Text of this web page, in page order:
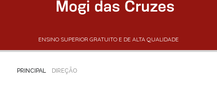
ENSINO SUPERIOR GRATUITO E DE ALTA QUALIDADE
PRINCIPAL DIREÇÃO